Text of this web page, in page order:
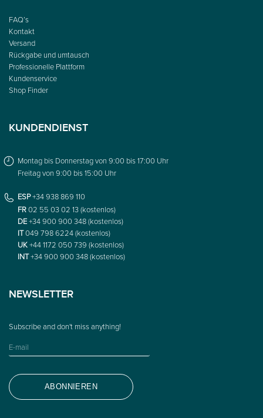
FAQ’s
Kontakt
Versand
Rückgabe und umtausch
Professionelle Plattform
Kundenservice
Shop Finder
KUNDENDIENST
Montag bis Donnerstag von 9:00 bis 17:00 Uhr
Freitag von 9:00 bis 15:00 Uhr
ESP+34 938 869 110
FR02 55 03 02 13 (kostenlos)
DE+34 900 900 348 (kostenlos)
IT049 798 6224 (kostenlos)
UK+44 1172 050 739 (kostenlos)
INT+34 900 900 348 (kostenlos)
NEWSLETTER